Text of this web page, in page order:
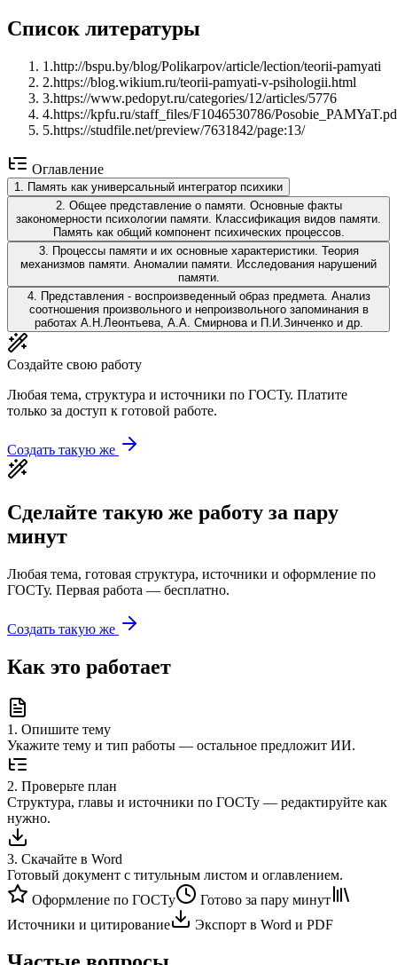
Список литературы
1 .http://bspu.by/blog/Polikarpov/article/lection/teorii-pamyati
2.https://blog.wikium.ru/teorii-pamyati-v-psihologii.html
3.https://www.pedopyt.ru/categories/12/articles/5776
4.https://kpfu.ru/staff_files/F1046530786/
5.https://studfile.net/preview/7631842/page:13/
Оглавление
1
Память как универсальный интегратор психики
2. Общее представление о памяти. Основные факты
закономерности психологии памяти. Классификация видов памяти.
Память как общий компонент психических процессов.
3.
Процессы памяти и их основные характеристики. Теория
механизмов памяти. Аномалии памяти. Исследования нарушений
памяти.
4.
Представления - воспроизведенный образ предмета. Анализ
соотношения произвольного и непроизвольного запоминания в
работах А.Н.Леонтьева, А.А. Смирнова и П.И.Зинченко и др.
Создайте свою работу
Любая тема, структура и источники по ГОСТу. Платите
только за доступ к готовой работе.
Создать такую же
Сделайте такую же работу за пару
минут
Любая тема, готовая структура, источники и оформление по
ГОСТу. Первая работа — бесплатно.
Создать такую же
Как это работает
1 . Опишите тему
Укажите тему и тип работы — остальное предложит ИИ.
2. Проверьте план
Структура, главы и источники по ГОСТу — редактируйте как
нужно.
3. Скачайте в Word
Готовый документ с титульным листом и оглавлением.
Оформление по ГОСТу
Готово за пару минут
Источники и цитирование
Экспорт в Word и PDF